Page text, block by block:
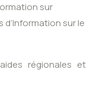
sur
sur le
régionales et